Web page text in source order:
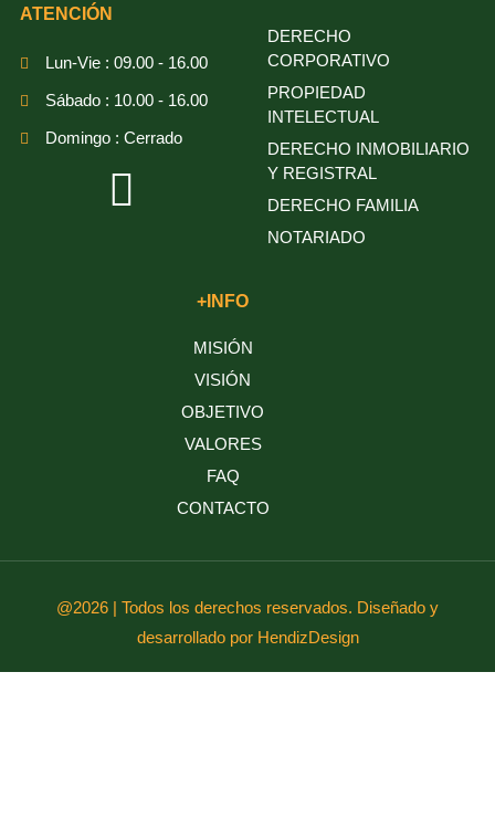
ATENCIÓN
Lun-Vie : 09.00 - 16.00
Sábado : 10.00 - 16.00
Domingo : Cerrado
DERECHO
CORPORATIVO
PROPIEDAD
INTELECTUAL
DERECHO INMOBILIARIO
Y REGISTRAL
DERECHO FAMILIA
NOTARIADO
+INFO
MISIÓN
VISIÓN
OBJETIVO
VALORES
FAQ
CONTACTO
@2026 | Todos los derechos reservados. Diseñado y
desarrollado por HendizDesign